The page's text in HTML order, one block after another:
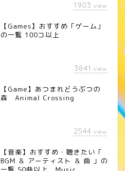
1903 view
【Games】おすすめ「ゲーム」
の一覧 100コ以上
3841 view
【Game】あつまれどうぶつの
森 Animal Crossing
2544 view
【音楽】おすすめ・聴きたい「
BGM ＆ アーティスト ＆ 曲 」の